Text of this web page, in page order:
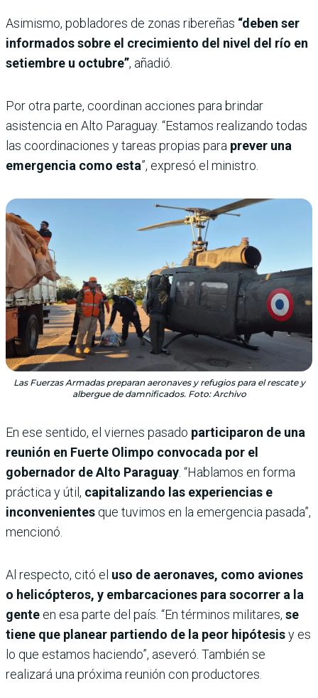
Asimismo, pobladores de zonas ribereñas “deben ser
informados sobre el crecimiento del nivel del río en
setiembre u octubre”, añadió.
Por otra parte, coordinan acciones para brindar
asistencia en Alto Paraguay. “Estamos realizando todas
las coordinaciones y tareas propias para prever una
emergencia como esta”, expresó el ministro.
Las Fuerzas Armadas preparan aeronaves y refugios para el rescate y
albergue de damnificados. Foto: Archivo
En ese sentido, el viernes pasado participaron de una
reunión en Fuerte Olimpo convocada por el
gobernador de Alto Paraguay . “Hablamos en forma
práctica y útil, capitalizando las experiencias e
inconvenientes que tuvimos en la emergencia pasada”,
mencionó.
Al respecto, citó el uso de aeronaves, como aviones
o helicópteros, y embarcaciones para socorrer a la
gente en esa parte del país. “En términos militares, se
tiene que planear partiendo de la peor hipótesisy es
lo que estamos haciendo”, aseveró. También se
realizará una próxima reunión con productores.